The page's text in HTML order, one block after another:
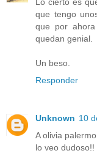
que tengo
que por
quedan genial.
Un beso.
Responder
Unknown 10
A olivia
lo veo dudoso!!